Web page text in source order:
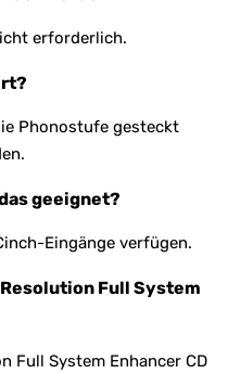
erforderlich.
Phonostufe gesteckt
geeignet?
Eingänge verfügen.
Full System
Full System Enhancer CD